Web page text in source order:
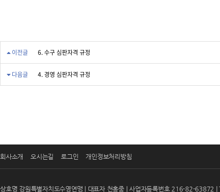
이전글 6. 수구 심판자격 규정
다음글 4. 경영 심판자격 규정
회사소개 오시는길 로그인 개인정보처리방침
상호명 강원특별자치도수영연맹 | 대표자 천홍중 | 사업자등록번호 216-82-